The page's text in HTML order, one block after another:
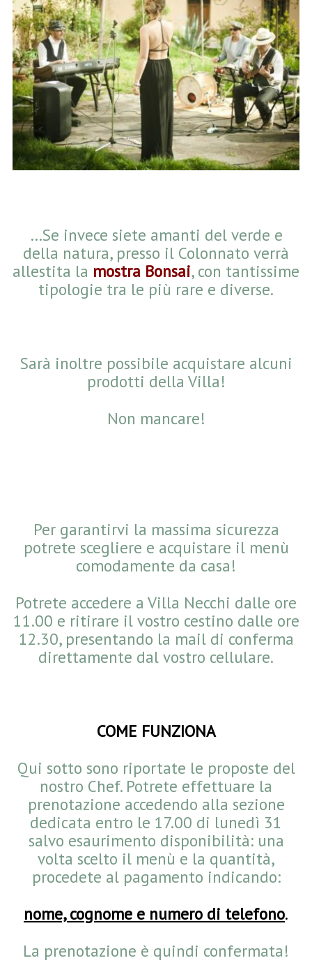
…Se invece siete amanti del verde e
della natura, presso il Colonnato verrà
allestita la mostra Bonsai, con tantissime
tipologie tra le più rare e diverse.
Sarà inoltre possibile acquistare alcuni
prodotti della Villa!
Non mancare!
Per garantirvi la massima sicurezza
potrete scegliere e acquistare il menù
comodamente da casa!
Potrete accedere a Villa Necchi dalle ore
11.00 e ritirare il vostro cestino dalle ore
12.30, presentando la mail di conferma
direttamente dal vostro cellulare.
COME FUNZIONA
Qui sotto sono riportate le proposte del
nostro Chef. Potrete effettuare la
prenotazione accedendo alla sezione
dedicata entro le 17.00 di lunedì 31
salvo esaurimento disponibilità: una
volta scelto il menù e la quantità,
procedete al pagamento indicando:
nome, cognome e numero di telefono.
La prenotazione è quindi confermata!